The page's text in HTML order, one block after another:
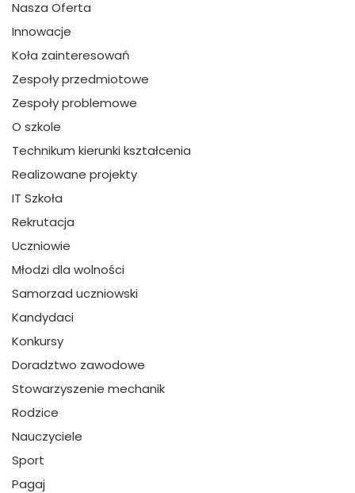
Nasza Oferta
Innowacje
Koła zainteresowań
Zespoły przedmiotowe
Zespoły problemowe
O szkole
Technikum kierunki kształcenia
Realizowane projekty
IT Szkoła
Rekrutacja
Uczniowie
Młodzi dla wolności
Samorzad uczniowski
Kandydaci
Konkursy
Doradztwo zawodowe
Stowarzyszenie mechanik
Rodzice
Nauczyciele
Sport
Pagaj